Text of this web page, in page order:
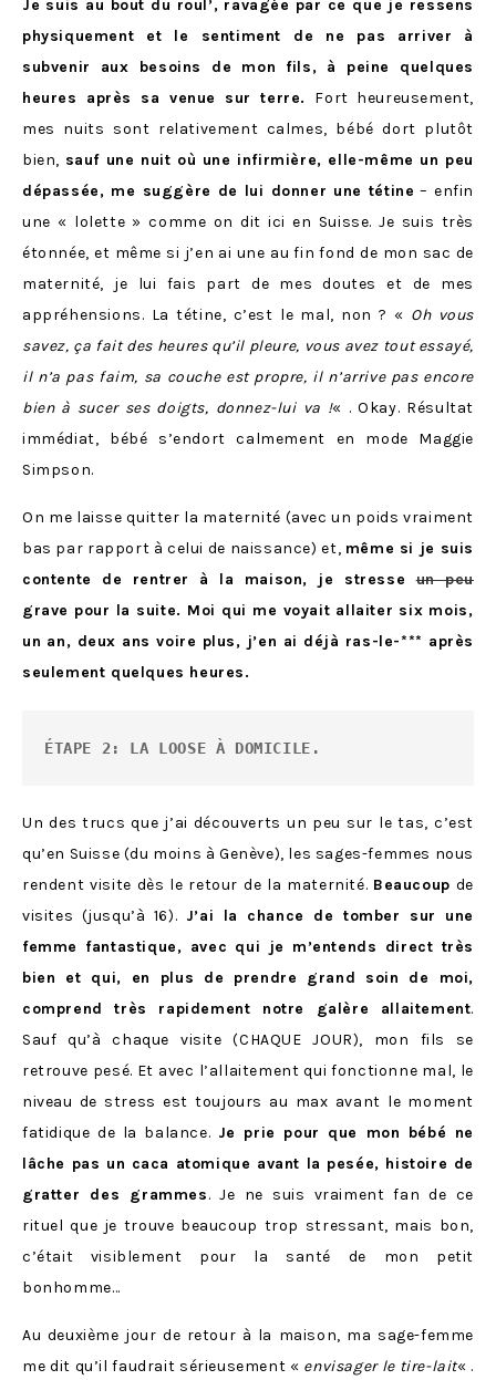
Je suis au bout du roul’, ravagée par ce que je ressens
physiquement et le sentiment de ne pas arriver à
subvenir aux besoins de mon fils, à peine quelques
heures après sa venue sur terre. Fort heureusement,
mes nuits sont relativement calmes, bébé dort plutôt
bien, sauf une nuit où une infirmière, elle-même un peu
dépassée, me suggère de lui donner une tétine – enfin
une « lolette » comme on dit ici en Suisse. Je suis très
étonnée, et même si j’en ai une au fin fond de mon sac de
maternité, je lui fais part de mes doutes et de mes
appréhensions. La tétine, c’est le mal, non ? « Oh vous
savez, ça fait des heures qu’il pleure, vous avez tout essayé,
il n’a pas faim, sa couche est propre, il n’arrive pas encore
bien à sucer ses doigts, donnez-lui va !« . Okay. Résultat
immédiat, bébé s’endort calmement en mode Maggie
Simpson.
On me laisse quitter la maternité (avec un poids vraiment
bas par rapport à celui de naissance) et, même si je suis
contente de rentrer à la maison, je stresseun peu
grave pour la suite. Moi qui me voyait allaiter six mois,
un an, deux ans voire plus, j’en ai déjà ras-le-*** après
seulement quelques heures.
ÉTAPE 2: LA LOOSE À DOMICILE.
Un des trucs que j’ai découverts un peu sur le tas, c’est
qu’en Suisse (du moins à Genève), les sages-femmes nous
rendent visite dès le retour de la maternité. Beaucoup de
visites (jusqu’à 16). J’ai la chance de tomber sur une
femme fantastique, avec qui je m’entends direct très
bien et qui, en plus de prendre grand soin de moi,
comprend très rapidement notre galère allaitement.
Sauf qu’à chaque visite (CHAQUE JOUR), mon fils se
retrouve pesé. Et avec l’allaitement qui fonctionne mal, le
niveau de stress est toujours au max avant le moment
fatidique de la balance. Je prie pour que mon bébé ne
lâche pas un caca atomique avant la pesée, histoire de
gratter des grammes. Je ne suis vraiment fan de ce
rituel que je trouve beaucoup trop stressant, mais bon,
c’était visiblement pour la santé de mon petit
bonhomme…
Au deuxième jour de retour à la maison, ma sage-femme
me dit qu’il faudrait sérieusement « envisager le tire-lait« .